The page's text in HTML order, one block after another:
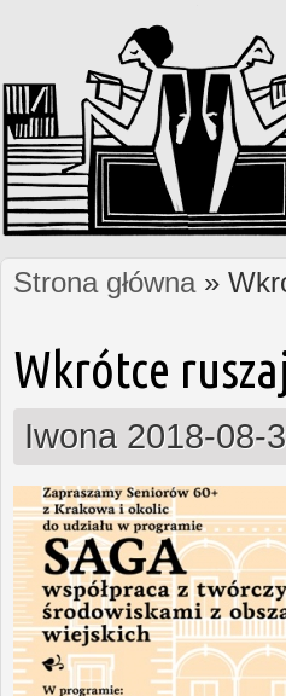
Jesteś tutaj
Strona główna»
Wkrótce
Iwona 2018-08-